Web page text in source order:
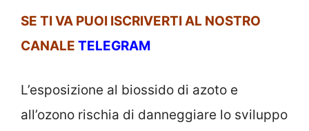
SE TI VA PUOI ISCRIVERTI AL NOSTRO
CANALE TELEGRAM
L’esposizione al biossido di azoto e
all’ozono rischia di danneggiare lo sviluppo